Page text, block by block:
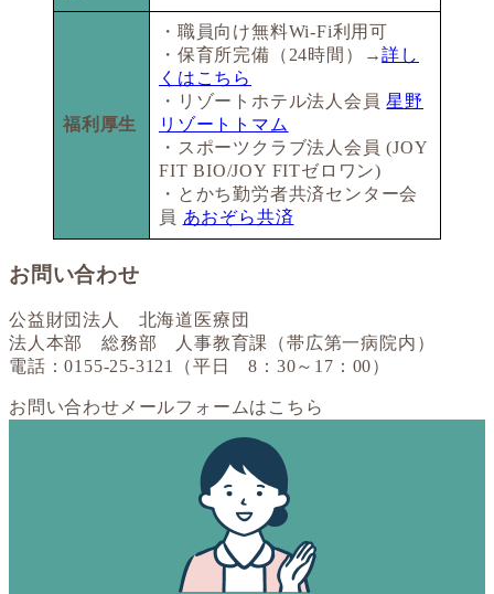
福利厚生
・職員向け無料Wi-Fi利用可
・保育所完備（24時間）→詳し
くはこちら
・リゾートホテル法人会員星野
リゾートトマム
・スポーツクラブ法人会員 (JOY
FIT BIO/JOY FITゼロワン)
・とかち勤労者共済センター会
員 あおぞら共済
お問い合わせ
公益財団法人 北海道医療団
法人本部 総務部 人事教育課（帯広第一病院内）
電話：0155-25-3121（平日 8：30～17：00）
お問い合わせメールフォームはこちら